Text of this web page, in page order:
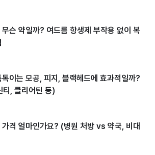
무슨 약일까? 여드름 항생제 부작용 없이 복
톡이는 모공, 피지, 블랙헤드에 효과적일까?
티, 클리어틴 등)
가격 얼마인가요? (병원 처방 vs 약국, 비대